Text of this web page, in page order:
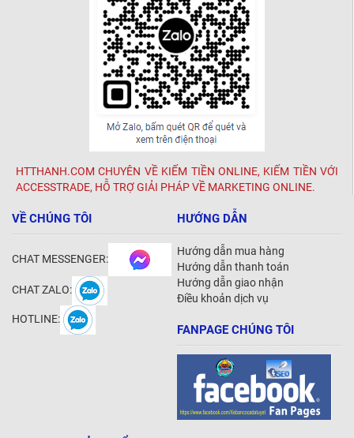
HTTHANH.COM CHUYÊN VỀ KIẾM TIỀN ONLINE, KIẾM TIỀN VỚI
ACCESSTRADE, HỖ TRỢ GIẢI PHÁP VỀ MARKETING ONLINE.
VỀ CHÚNG TÔI
CHAT MESSENGER:
CHAT ZALO:
HOTLINE:
HƯỚNG DẪN
Hướng dẫn mua hàng
Hướng dẫn thanh toán
Hướng dẫn giao nhận
Điều khoản dịch vụ
FANPAGE CHÚNG TÔI